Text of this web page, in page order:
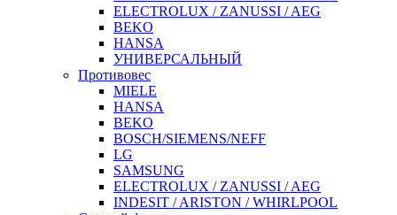
ELECTROLUX / ZANUSSI / AEG
BEKO
HANSA
УНИВЕРСАЛЬНЫЙ
Противовес
MIELE
HANSA
BEKO
BOSCH/SIEMENS/NEFF
LG
SAMSUNG
ELECTROLUX / ZANUSSI / AEG
INDESIT / ARISTON / WHIRLPOOL